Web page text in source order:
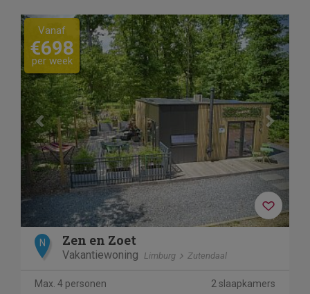
Previous Next
Vanaf
€698
per week
N Zen en Zoet
Vakantiewoning Limburg Zutendaal
Max. 4 personen 2 slaapkamers